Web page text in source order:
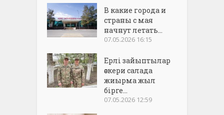
В какие города и
страны с мая
начнут летать...
07.05.2026 16:15
Ерлі зайыптылар
әскери салада
жиырма жыл
бірге...
07.05.2026 12:59